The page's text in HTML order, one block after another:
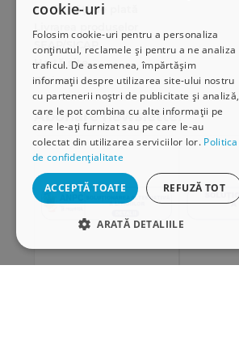
cookie-uri
Folosim cookie-uri pentru a personaliza
conținutul, reclamele și pentru a ne analiza
traficul. De asemenea, împărtășim
informații despre utilizarea site-ului nostru
cu partenerii noștri de publicitate și analiză,
care le pot combina cu alte informații pe
care le-ați furnizat sau pe care le-au
colectat din utilizarea serviciilor lor. Politica
de confidențialitate
ACCEPTĂ TOATE REFUZĂ TOT
ARATĂ DETALIILE
Modalități de plată
SEAP/SICAP
Hartă site
Cariere
Abonare newsletter